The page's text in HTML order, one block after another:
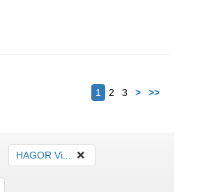
1 2 3 > >>Nächster
HAGOR Vi...